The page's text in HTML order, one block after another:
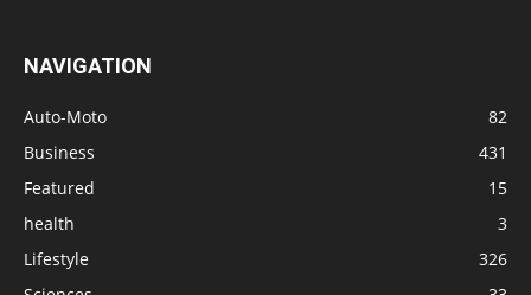
NAVIGATION
Auto-Moto
82
Business
431
Featured
15
health
3
Lifestyle
326